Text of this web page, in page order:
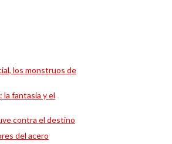
los monstruos de
la fantasía y el
contra el destino
del acero